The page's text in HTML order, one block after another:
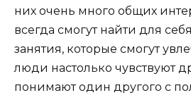
них очень много общих
всегда смогут найти для
занятия, которые смогут
люди настолько чувствуют
понимают один другого с